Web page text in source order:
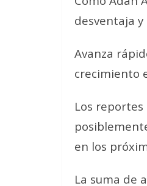
desventaja
Avanza
crecimiento
Los
en los
La suma de